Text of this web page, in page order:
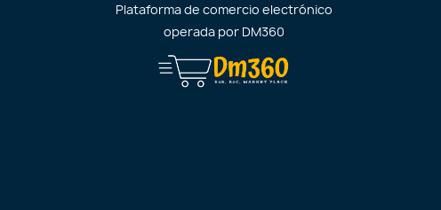
Plataforma de comercio electrónico
operada por DM360